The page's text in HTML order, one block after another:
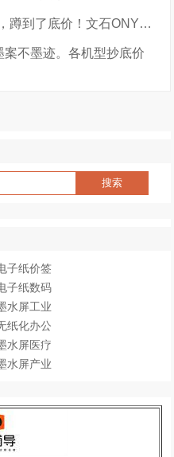
价！文石ONYX BOOX品牌特价
不墨迹。各机型抄底价
子纸价签
子纸数码
水屏工业
纸化办公
水屏医疗
水屏产业